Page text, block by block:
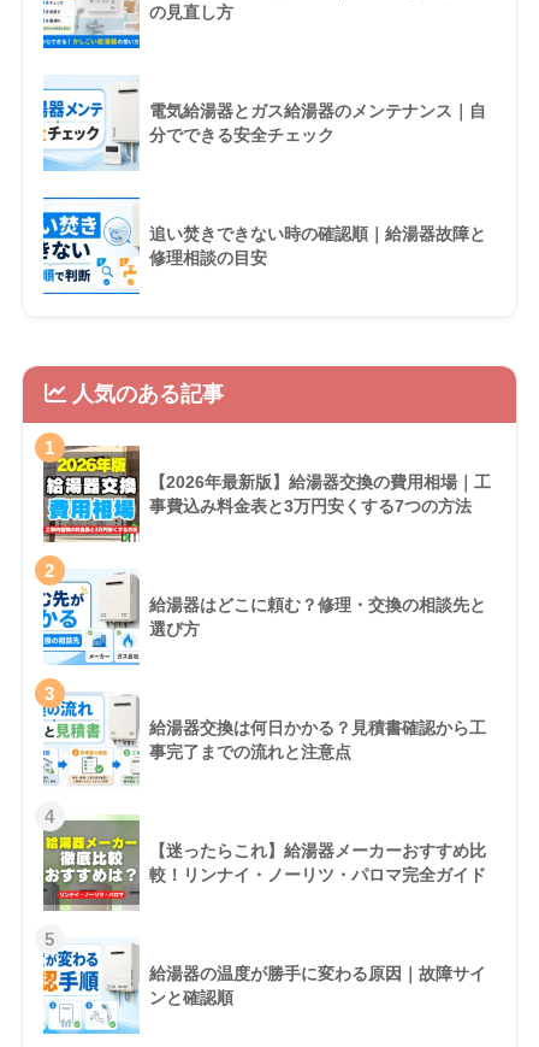
の見直し方
電気給湯器とガス給湯器のメンテナンス｜自
分でできる安全チェック
追い焚きできない時の確認順｜給湯器故障と
修理相談の目安
人気のある記事
1
【2026年最新版】給湯器交換の費用相場｜工
事費込み料金表と3万円安くする7つの方法
2
給湯器はどこに頼む？修理・交換の相談先と
選び方
3
給湯器交換は何日かかる？見積書確認から工
事完了までの流れと注意点
4
【迷ったらこれ】給湯器メーカーおすすめ比
較！リンナイ・ノーリツ・パロマ完全ガイド
5
給湯器の温度が勝手に変わる原因｜故障サイ
ンと確認順